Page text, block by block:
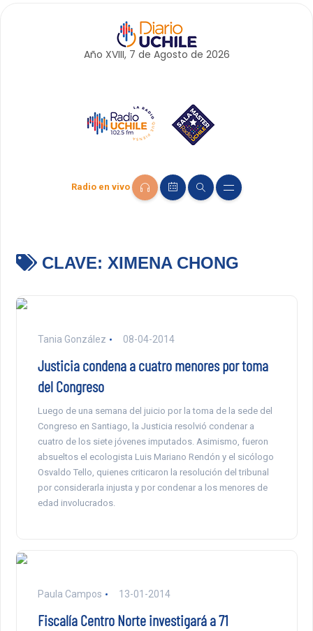
Año XVIII, 7 de Agosto de 2026
Radio en vivo
CLAVE: XIMENA CHONG
Tania González 08-04-2014
Justicia condena a cuatro menores por toma
del Congreso
Luego de una semana del juicio por la toma de la sede del
Congreso en Santiago, la Justicia resolvió condenar a
cuatro de los siete jóvenes imputados. Asimismo, fueron
absueltos el ecologista Luis Mariano Rendón y el sicólogo
Osvaldo Tello, quienes criticaron la resolución del tribunal
por considerarla injusta y por condenar a los menores de
edad involucrados.
Paula Campos 13-01-2014
Fiscalía Centro Norte investigará a 71